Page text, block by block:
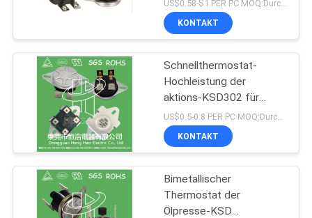
QUALITÄTSKONTROLLE
KONTAKT
NACHRICHTEN
ALLE
Wärmeschutz-
Schalter
Temperatur
abgeschnittener Schalter
KONTAKT
Schnellthermostat-
Hochleistung der
aktions-KSD302 für
elektrisches
Schweißgerät
KONTAKT
Bimetallischer
Thermostat der
Ölpresse-KSD